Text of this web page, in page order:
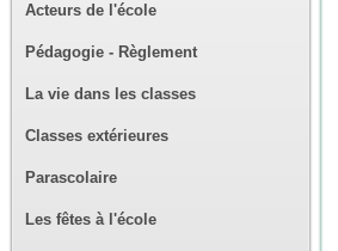
Acteurs de l'école
Pédagogie - Règlement
La vie dans les classes
Classes extérieures
Parascolaire
Les fêtes à l'école